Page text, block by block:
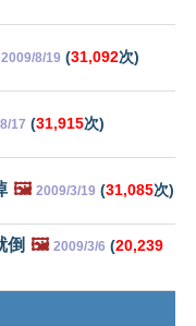
2009/8/19 (31,092次)
17 (31,915次)
🖼️ 2009/3/19 (31,085次)
倒 🖼️ 2009/3/6 (20,239